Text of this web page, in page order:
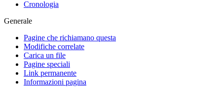
Cronologia
Generale
Pagine che richiamano questa
Modifiche correlate
Carica un file
Pagine speciali
Link permanente
Informazioni pagina